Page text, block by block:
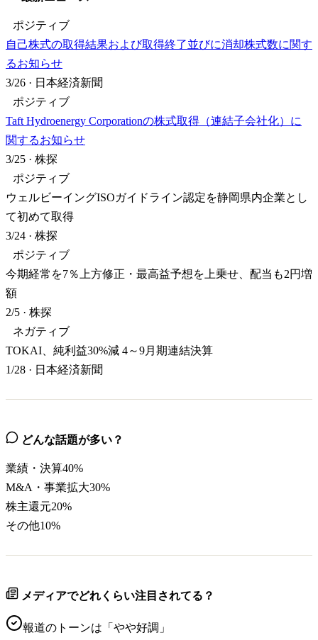
ポジティブ
自己株式の取得結果および取得終了並びに消却株式数に関す
るお知らせ
3/26 · 日本経済新聞
ポジティブ
Taft Hydroenergy Corporationの株式取得（連結子会社化）に
関するお知らせ
3/25 · 株探
ポジティブ
ウェルビーイングISOガイドライン認定を静岡県内企業とし
て初めて取得
3/24 · 株探
ポジティブ
今期経常を7％上方修正・最高益予想を上乗せ、配当も2円増
額
2/5 · 株探
ネガティブ
TOKAI、純利益30%減 4～9月期連結決算
1/28 · 日本経済新聞
どんな話題が多い？
業績・決算40%
M&A・事業拡大30%
株主還元20%
その他10%
メディアでどれくらい注目されてる？
報道のトーンは「 やや好調 」